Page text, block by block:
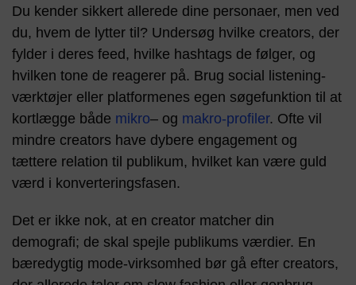
Du kender sikkert allerede dine personaer, men ved
du, hvem de lytter til? Undersøg hvilke creators, der
fylder i deres feed, hvilke hashtags de følger, og
hvilken tone de reagerer på. Brug social listening-
værktøjer eller platformenes egen søgefunktion til at
kortlægge både mikro– og makro-profiler. Ofte vil
mindre creators have dybere engagement og
tættere relation til publikum, hvilket kan være guld
værd i konverteringsfasen.
Det er ikke nok, at en creator matcher din
demografi; de skal spejle publikums værdier. En
bæredygtig mode-virksomhed bør gå efter creators,